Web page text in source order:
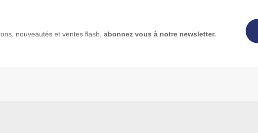
nouveautés et ventes flash,abonnez vous à notre newsletter.